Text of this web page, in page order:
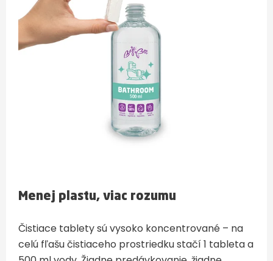
Menej plastu, viac rozumu
Čistiace tablety sú vysoko koncentrované – na
celú fľašu čistiaceho prostriedku stačí 1 tableta a